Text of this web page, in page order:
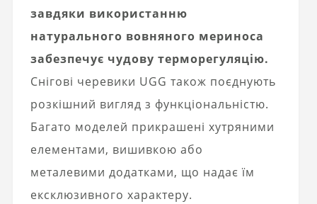
завдяки використанню
натурального вовняного мериноса
забезпечує чудову терморегуляцію.
Снігові черевики UGG також поєднують
розкішний вигляд з функціональністю.
Багато моделей прикрашені хутряними
елементами, вишивкою або
металевими додатками, що надає їм
ексклюзивного характеру.